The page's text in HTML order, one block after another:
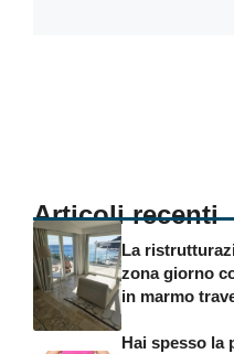
Articoli recenti
La
zona giorno
in marmo
Hai spesso la